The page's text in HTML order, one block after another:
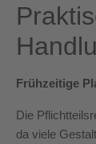
Frühzeitige
Die
da viele